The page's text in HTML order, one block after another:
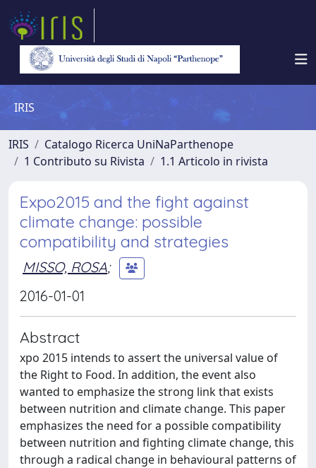
IRIS
IRIS
Catalogo Ricerca UniNaParthenope
1 Contributo su Rivista
1.1 Articolo in rivista
Expo2015 and the fight against
climate change: possible
compatibility and strategies
MISSO, ROSA;
2016-01-01
Abstract
xpo 2015 intends to assert the universal value of
the Right to Food. In addition, the event also
wanted to emphasize the strong link that exists
between nutrition and climate change. This paper
emphasizes the need for a possible compatibility
between nutrition and fighting climate change, this
through a radical change in behavioural patterns of